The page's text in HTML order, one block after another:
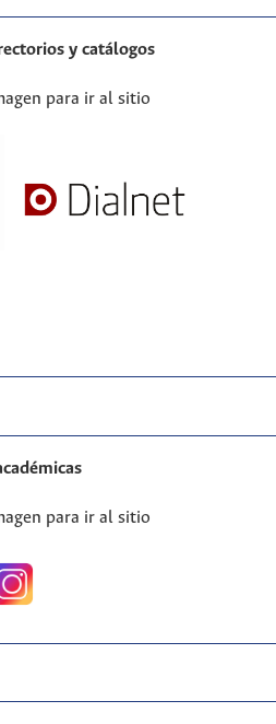
y catálogos
para ir al sitio
para ir al sitio